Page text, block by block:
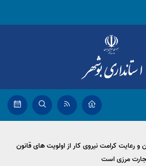
رعایت کرامت نیروی کار از اولویت های قانون
مرزی است